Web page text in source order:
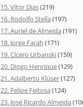
15. Vítor Dias(219)
16. Rodolfo Stella (197)
17. Auriel de Almeida (191)
18. Jorge Farah (171)
19. Cícero Urbanski(159)
20. Diogo Henrique(129)
21. Adalberto Klüser(127)
22. Felipe Feitosa (124)
23. José Ricardo Almeida